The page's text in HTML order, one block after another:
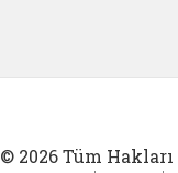
© 2026 Tüm Hakları